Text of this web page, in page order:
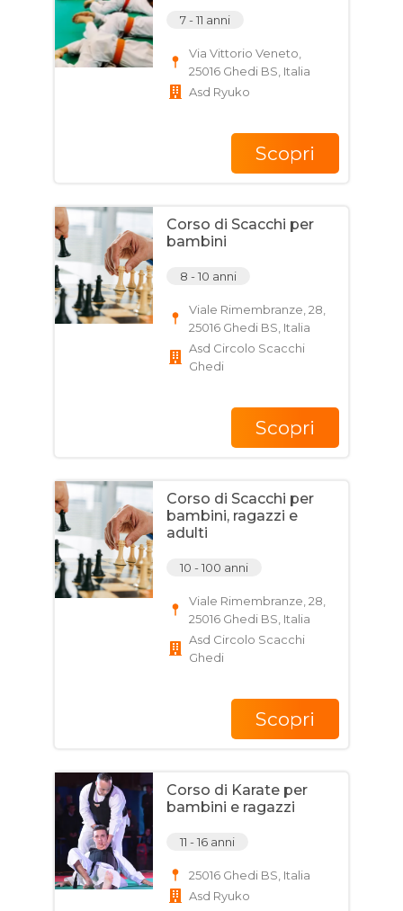
7 - 11 anni
Via Vittorio Veneto,
25016 Ghedi BS, Italia
Asd Ryuko
Scopri
Corso di Scacchi per
bambini
8 - 10 anni
Viale Rimembranze, 28,
25016 Ghedi BS, Italia
Asd Circolo Scacchi
Ghedi
Scopri
Corso di Scacchi per
bambini, ragazzi e
adulti
10 - 100 anni
Viale Rimembranze, 28,
25016 Ghedi BS, Italia
Asd Circolo Scacchi
Ghedi
Scopri
Corso di Karate per
bambini e ragazzi
11 - 16 anni
25016 Ghedi BS, Italia
Asd Ryuko